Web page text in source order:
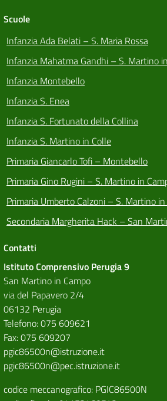
Scuole
Infanzia Ada Belati – S. Maria Rossa
Infanzia Mahatma Gandhi – S. Martino
Infanzia Montebello
Infanzia S. Enea
Infanzia S. Fortunato della Collina
Infanzia S. Martino in Colle
Primaria Giancarlo Tofi – Montebello
Primaria Gino Rugini – S. Martino in
Primaria Umberto Calzoni – S. Martino
Secondaria Margherita Hack – San
Contatti
Istituto Comprensivo Perugia 9
San Martino in Campo
via del Papavero 2/4
06132 Perugia
Telefono: 075 609621
Fax: 075 609207
pgic86500n@istruzione.it
pgic86500n@pec.istruzione.it
codice meccanografico: PGIC86500N